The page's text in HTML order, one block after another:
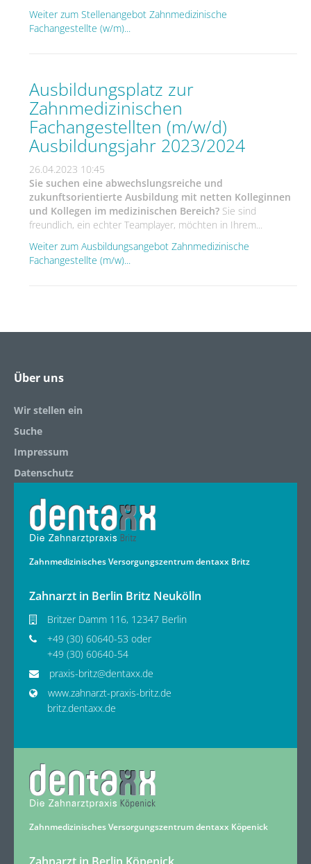
Weiter zum Stellenangebot Zahnmedizinische
Fachangestellte (w/m)...
Ausbildungsplatz zur
Zahnmedizinischen
Fachangestellten (m/w/d)
Ausbildungsjahr 2023/2024
26.04.2023 10:45
Sie suchen eine abwechslungsreiche und
zukunftsorientierte Ausbildung mit netten Kolleginnen
und Kollegen im medizinischen Bereich? Sie sind
freundlich, ein echter Teamplayer, möchten in Ihrem...
Weiter zum Ausbildungsangebot Zahnmedizinische
Fachangestellte (m/w)...
Über uns
Wir stellen ein
Suche
Impressum
Datenschutz
Zahnmedizinisches Versorgungszentrum dentaxx Britz
Zahnarzt in Berlin Britz Neukölln
Britzer Damm 116, 12347 Berlin
+49 (30) 60640-53 oder
+49 (30) 60640-54
praxis-britz@dentaxx.de
www.zahnarzt-praxis-britz.de
britz.dentaxx.de
Zahnmedizinisches Versorgungszentrum dentaxx Köpenick